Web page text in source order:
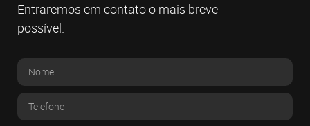
Entraremos em contato o mais breve
possível.